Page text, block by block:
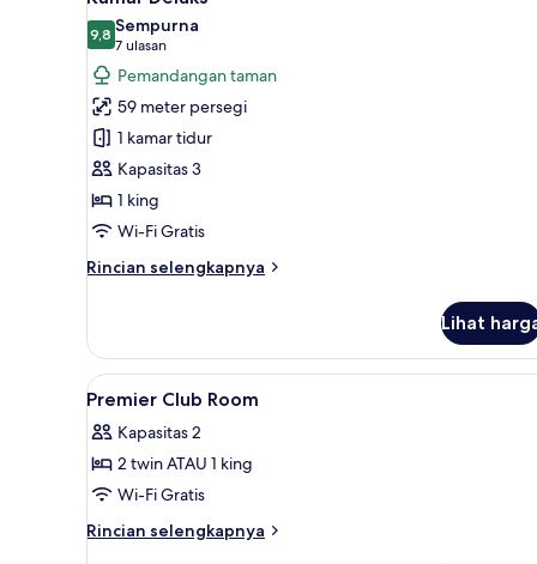
semua
foto
untuk
Kamar
Deluks
9,89,8 dari 10
Sempurna
7 ulasan
(7
ulasan)
Pemandangan taman
59 meter persegi
1 kamar tidur
Kapasitas 3
1 king
Wi-Fi Gratis
Rincian selengkapnya
Rincian
Kamar
Deluks
Lihat
Lihat
semua
foto
untuk
Premier
Club
Brankas, meja kerja, tirai
3
Premier Club Room
Kapasitas 2
2 twin ATAU 1 king
Wi-Fi Gratis
Rincian selengkapnya
Rincian